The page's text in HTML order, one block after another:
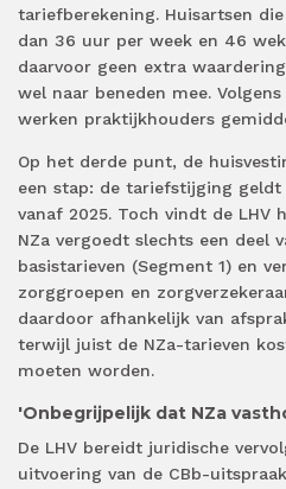
tariefberekening. Huisartsen
dan 36 uur per week en 46
daarvoor geen extra
wel naar beneden mee.
werken praktijkhouders
Op het derde punt, de
een stap: de tariefstijging
vanaf 2025. Toch vindt de LHV
NZa vergoedt slechts een deel
basistarieven (Segment 1) en
zorggroepen en
daardoor afhankelijk van
terwijl juist de NZa-tarieven
moeten worden.
'Onbegrijpelijk dat NZa
De LHV bereidt juridische
uitvoering van de CBb-